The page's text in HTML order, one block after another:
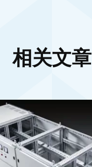
相关文章